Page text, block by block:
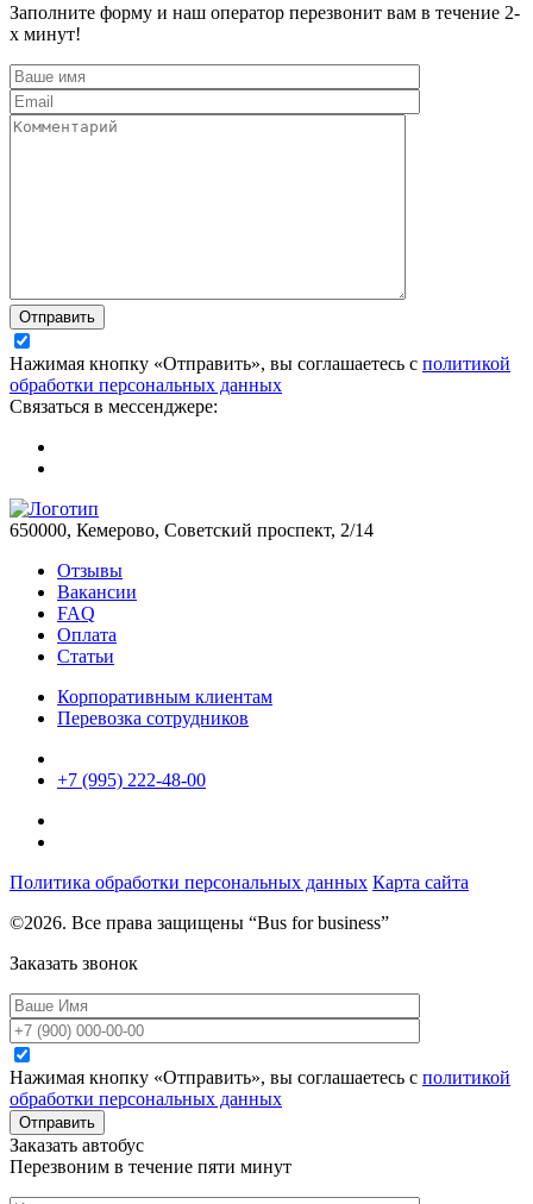
Заполните форму и наш оператор перезвонит вам в течение 2-
х минут!
Отправить
Нажимая кнопку «Отправить», вы соглашаетесь с политикой
обработки персональных данных
Связаться в мессенджере:
650000, Кемерово, Советский проспект, 2/14
Отзывы
Вакансии
FAQ
Оплата
Статьи
Корпоративным клиентам
Перевозка сотрудников
+7 (995) 222-48-00
Политика обработки персональных данных Карта сайта
©2026. Все права защищены “Bus for business”
Заказать звонок
Нажимая кнопку «Отправить», вы соглашаетесь с политикой
обработки персональных данных
Отправить
Заказать автобус
Перезвоним в течение пяти минут